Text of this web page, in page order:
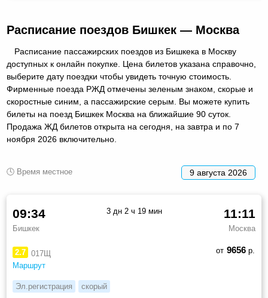
Расписание поездов Бишкек — Москва
Расписание пассажирских поездов из Бишкека в Москву
доступных к онлайн покупке. Цена билетов указана справочно,
выберите дату поездки чтобы увидеть точную стоимость.
Фирменные поезда РЖД отмечены зеленым знаком, скорые и
скоростные синим, а пассажирские серым. Вы можете купить
билеты на поезд Бишкек Москва на ближайшие 90 суток.
Продажа ЖД билетов открыта на сегодня, на завтра и по 7
ноября 2026 включительно.
🕓 Время местное 9 августа 2026
2.7
017Щ
Маршрут
09:34
Бишкек
11:11
Москва
3 дн 2 ч 19 мин
от 9656р.
Эл.регистрация скорый